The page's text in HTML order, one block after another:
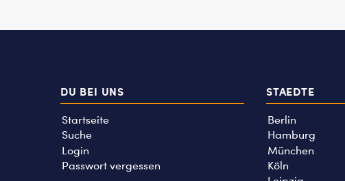
DU BEI UNS
Startseite
Suche
Login
Passwort vergessen
STAEDTE
Berlin
Hamburg
München
Köln